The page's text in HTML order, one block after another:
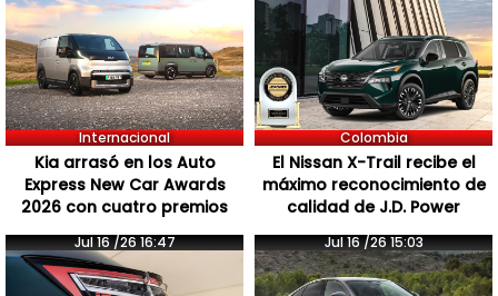
Internacional
Kia arrasó en los Auto
Express New Car Awards
2026 con cuatro premios
Colombia
El Nissan X-Trail recibe el
máximo reconocimiento de
calidad de J.D. Power
Jul 16 /26 16:47 Jul 16 /26 15:03